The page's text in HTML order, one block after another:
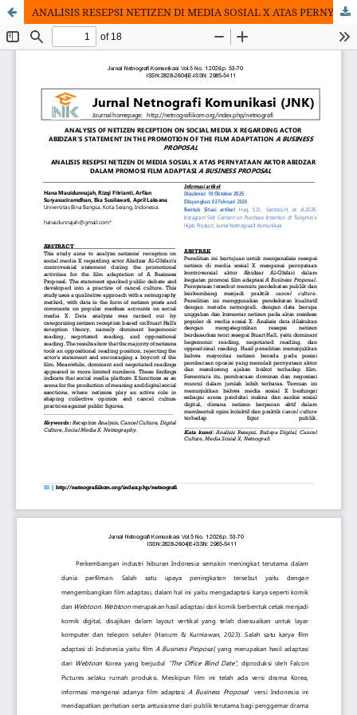
ANALISIS RESEPSI NETIZEN DI MEDIA SOSIAL X ATAS PERNYATAAN AKTOR ABIDZAR DALAM FILM ADAPTASI A BUSINESS PROPOSAL